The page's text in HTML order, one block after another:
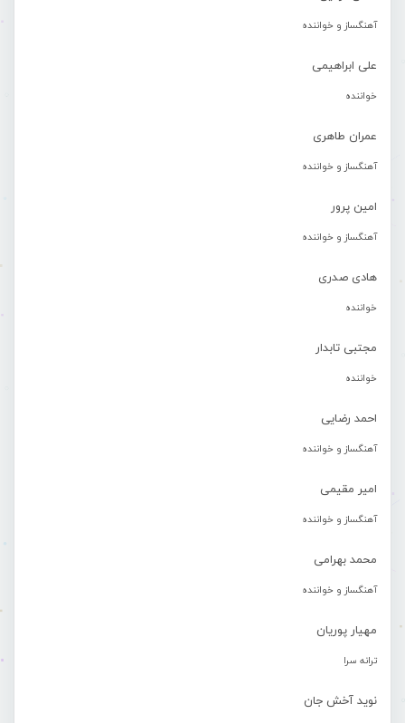
آهنگساز و خواننده
علی ابراهیمی
خواننده
عمران طاهری
آهنگساز و خواننده
امین پرور
آهنگساز و خواننده
هادی صدری
خواننده
مجتبی تابدار
خواننده
احمد رضایی
آهنگساز و خواننده
امیر مقیمی
آهنگساز و خواننده
محمد بهرامی
آهنگساز و خواننده
مهیار پوریان
ترانه سرا
نوید آخش جان